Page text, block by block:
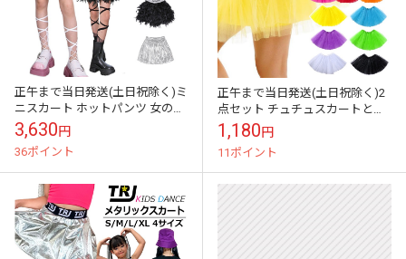
正午まで当日発送(土日祝除く)ミ
ニスカート ホットパンツ 女の子
子供服 キッズ 無地 ブラック シ
ルバー スパンコール 羽根 レ...
3,630円
36ポイント
正午まで当日発送(土日祝除く)2
点セット チュチュスカートとイ
ンナーパンツ 一部丈レギンス キ
ッズ フリルスカート パニエ 子供
服...
1,180円
11ポイント